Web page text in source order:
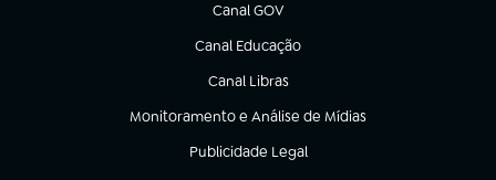
Canal GOV
(abre em nova aba)
Canal Educação
(abre em nova aba)
Canal Libras
(abre em nova aba)
Monitoramento e Análise de Mídias
(abre em nova aba)
Publicidade Legal
(abre em nova aba)